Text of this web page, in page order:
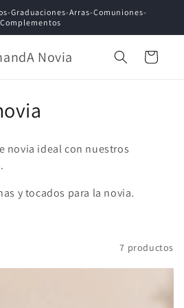
Graduaciones-Arras-Comuniones-
Complementos
Novia Carrito
novia ideal con nuestros
y tocados para la novia.
7 productos